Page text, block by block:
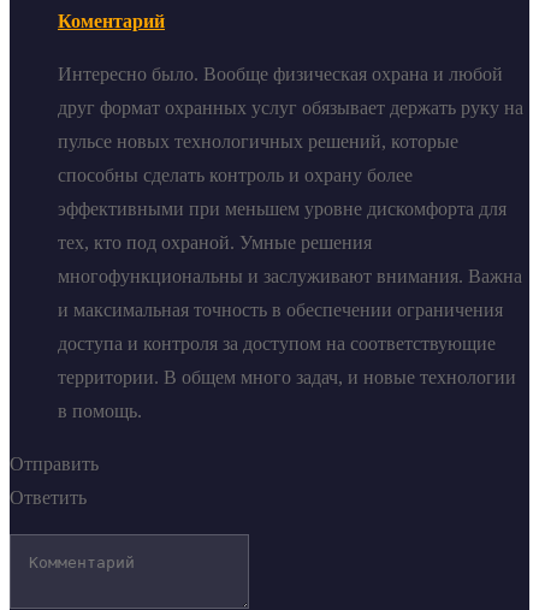
Коментарий
Интересно было. Вообще физическая охрана и любой
друг формат охранных услуг обязывает держать руку на
пульсе новых технологичных решений, которые
способны сделать контроль и охрану более
эффективными при меньшем уровне дискомфорта для
тех, кто под охраной. Умные решения
многофункциональны и заслуживают внимания. Важна
и максимальная точность в обеспечении ограничения
доступа и контроля за доступом на соответствующие
территории. В общем много задач, и новые технологии
в помощь.
Отправить
Ответить